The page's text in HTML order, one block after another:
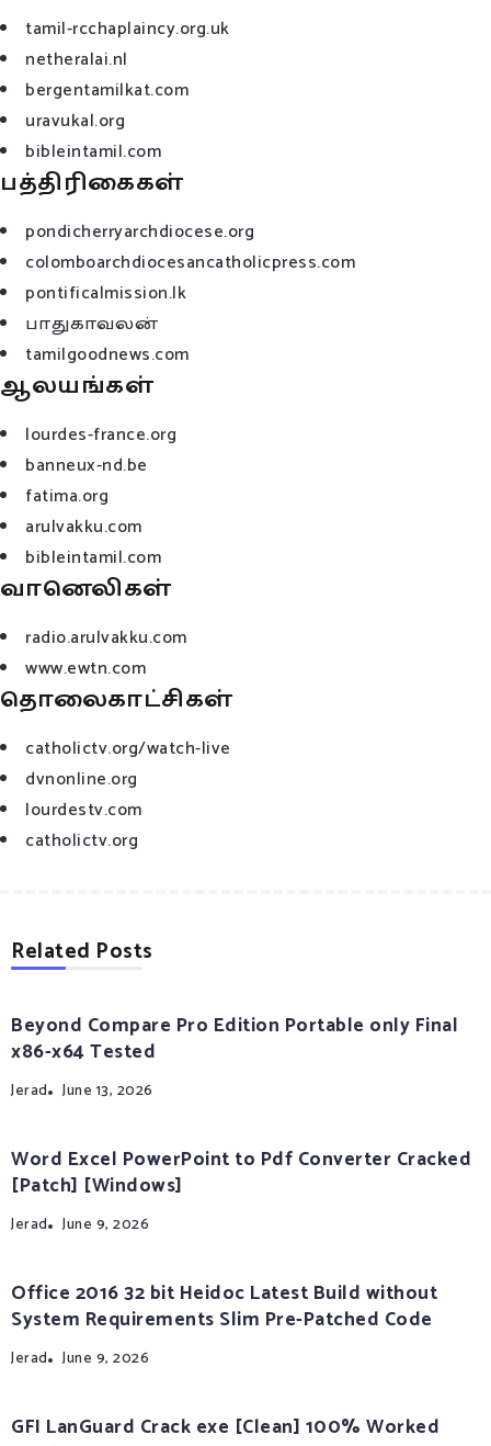
tamil-rcchaplaincy.org.uk
netheralai.nl
bergentamilkat.com
uravukal.org
bibleintamil.com
பத்திரிகைகள்
pondicherryarchdiocese.org
colomboarchdiocesancatholicpress.com
pontificalmission.lk
பாதுகாவலன்
tamilgoodnews.com
ஆலயங்கள்
lourdes-france.org
banneux-nd.be
fatima.org
arulvakku.com
bibleintamil.com
வானெலிகள்
radio.arulvakku.com
www.ewtn.com
தொலைகாட்சிகள்
catholictv.org/watch-live
dvnonline.org
lourdestv.com
catholictv.org
Related Posts
Beyond Compare Pro Edition Portable only Final
x86-x64 Tested
Jerad June 13, 2026
Word Excel PowerPoint to Pdf Converter Cracked
[Patch] [Windows]
Jerad June 9, 2026
Office 2016 32 bit Heidoc Latest Build without
System Requirements Slim Pre-Patched Code
Jerad June 9, 2026
GFI LanGuard Crack exe [Clean] 100% Worked